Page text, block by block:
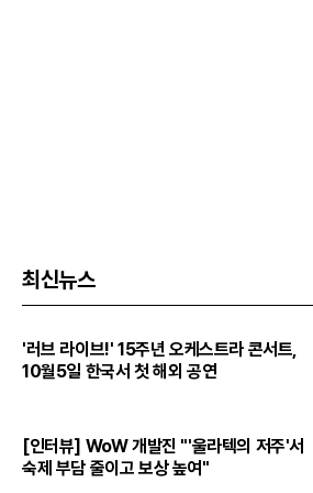
최신뉴스
'러브 라이브!' 15주년 오케스트라 콘서트,
10월5일 한국서 첫 해외 공연
[인터뷰] WoW 개발진 "'울라텍의 저주'서
숙제 부담 줄이고 보상 높여"